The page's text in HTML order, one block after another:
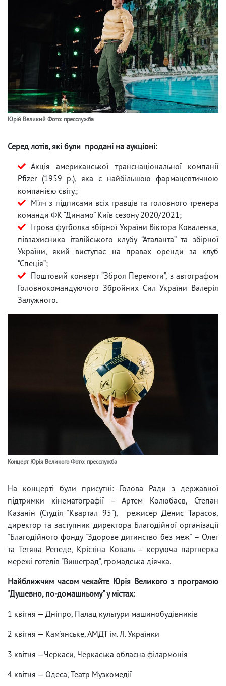
Юрій Великий Фото: пресслужба
Серед лотів, які були продані на аукціоні:
Акція американської транснаціональної компанії
Pfizer (1959 р.), яка є найбільшою фармацевтичною
компанією світу.;
М’яч з підписами всіх гравців та головного тренера
команди ФК “Динамо” Київ сезону 2020/2021;
Ігрова футболка збірної України Віктора Коваленка,
півзахисника італійського клубу “Аталанта” та збірної
України, який виступає на правах оренди за клуб
“Спеція”;
Поштовий конверт ”Зброя Перемоги”, з автографом
Головнокомандуючого Збройних Сил України Валерія
Залужного.
Концерт Юрія Великого Фото: пресслужба
На концерті були присутні: Голова Ради з державної
підтримки кінематографії – Артем Колюбаєв, Степан
Казанін (Студія "Квартал 95"), режисер Денис Тарасов,
директор та заступник директора Благодійної організації
"Благодійного фонду "Здорове дитинство без меж" – Олег
та Тетяна Репеде, Крістіна Коваль – керуюча партнерка
мережі готелів "Вишеград", громадська діячка.
Найближчим часом чекайте Юрія Великого з програмою
"Душевно, по-домашньому" у містах:
1 квітня — Дніпро, Палац культури машинобудівників
2 квітня — Кам'янське, АМДТ ім. Л. Українки
3 квітня —Черкаси, Черкаська обласна філармонія
4 квітня — Одеса, Театр Музкомедії